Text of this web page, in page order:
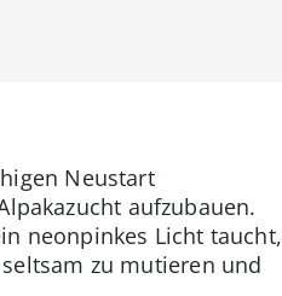
Neustart
aufzubauen.
neonpinkes Licht taucht,
zu mutieren und